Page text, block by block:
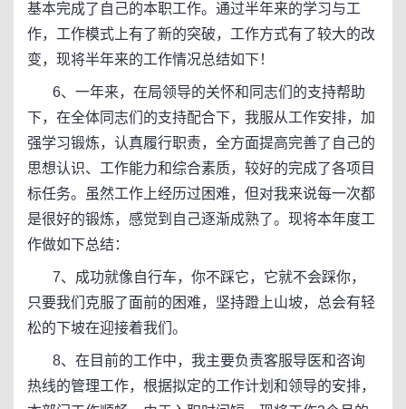
基本完成了自己的本职工作。通过半年来的学习与工
作，工作模式上有了新的突破，工作方式有了较大的改
变，现将半年来的工作情况总结如下！
6、一年来，在局领导的关怀和同志们的支持帮助
下，在全体同志们的支持配合下，我服从工作安排，加
强学习锻炼，认真履行职责，全方面提高完善了自己的
思想认识、工作能力和综合素质，较好的完成了各项目
标任务。虽然工作上经历过困难，但对我来说每一次都
是很好的锻炼，感觉到自己逐渐成熟了。现将本年度工
作做如下总结：
7、成功就像自行车，你不踩它，它就不会踩你，
只要我们克服了面前的困难，坚持蹬上山坡，总会有轻
松的下坡在迎接着我们。
8、在目前的工作中，我主要负责客服导医和咨询
热线的管理工作，根据拟定的工作计划和领导的安排，